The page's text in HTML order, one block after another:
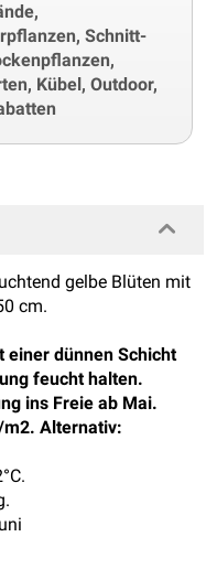
Schnitt-
Kübel, Outdoor,
gelbe Blüten mit
cm.
einer dünnen Schicht
feucht halten.
ins Freie ab Mai.
Alternativ: